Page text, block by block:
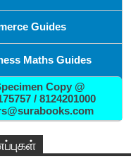
Guides
Maths Guides
Copy @
/ 8124201000